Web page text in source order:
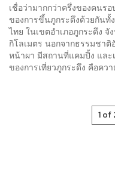
เชื่อว่ามากกว่าครึ่งของคนร
ของการขึ้นภูกระดึงด้วยกัน
ไทย ในเขตอำเภอภูกระดึง
กิโลเมตร นอกจากธรรมชา
หน้าผา มีสถานที่แคมปิ้ง และ
ของการเที่ยวภูกระดึง คือคว
1 of